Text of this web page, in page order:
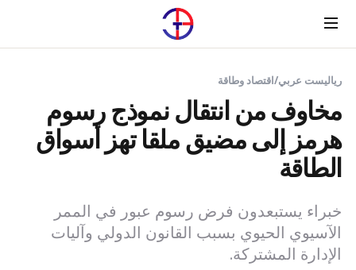
Menu
رياليست عربي/اقتصاد وطاقة
مخاوف من انتقال نموذج رسوم
هرمز إلى مضيق ملقا تهز أسواق
الطاقة
خبراء يستبعدون فرض رسوم عبور في الممر
الآسيوي الحيوي بسبب القانون الدولي وآليات
الإدارة المشتركة.